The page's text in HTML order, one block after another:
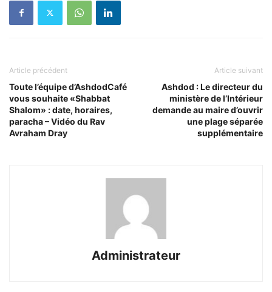
Article précédent
Toute l’équipe d’AshdodCafé
vous souhaite «Shabbat
Shalom» : date, horaires,
paracha – Vidéo du Rav
Avraham Dray
Article suivant
Ashdod : Le directeur du
ministère de l’Intérieur
demande au maire d’ouvrir
une plage séparée
supplémentaire
Administrateur